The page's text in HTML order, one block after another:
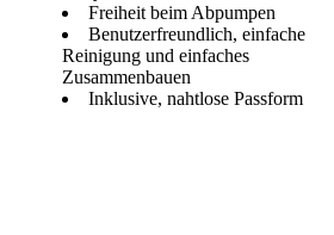
Freiheit beim Abpumpen
Benutzerfreundlich, einfache
Reinigung und einfaches
Zusammenbauen
Inklusive, nahtlose Passform